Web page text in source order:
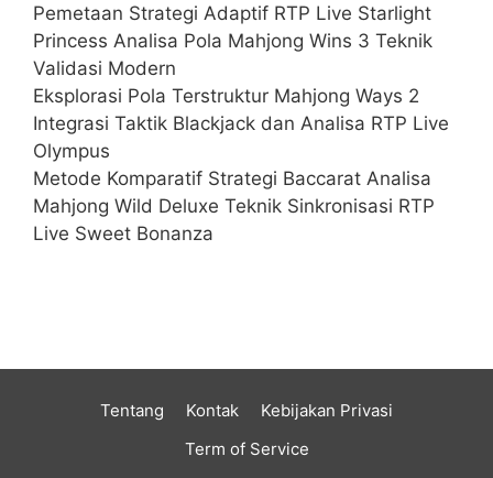
Pemetaan Strategi Adaptif RTP Live Starlight
Princess Analisa Pola Mahjong Wins 3 Teknik
Validasi Modern
Eksplorasi Pola Terstruktur Mahjong Ways 2
Integrasi Taktik Blackjack dan Analisa RTP Live
Olympus
Metode Komparatif Strategi Baccarat Analisa
Mahjong Wild Deluxe Teknik Sinkronisasi RTP
Live Sweet Bonanza
Tentang Kontak
Kebijakan Privasi
Term of Service